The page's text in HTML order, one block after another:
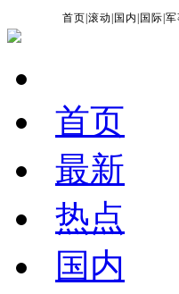
首页 |滚动 国内 国际 |军
首页
最新
热点
国内